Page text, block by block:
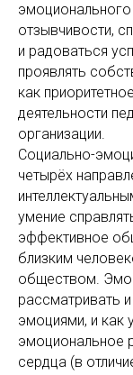
эмоционального
отзывчивости,
и радоваться
проявлять
как
деятельности
организации.
Социально-
четырёх
умение
эффективное
близким
обществом.
рассматривать
эмоциями, и как
эмоциональное
сердца (в